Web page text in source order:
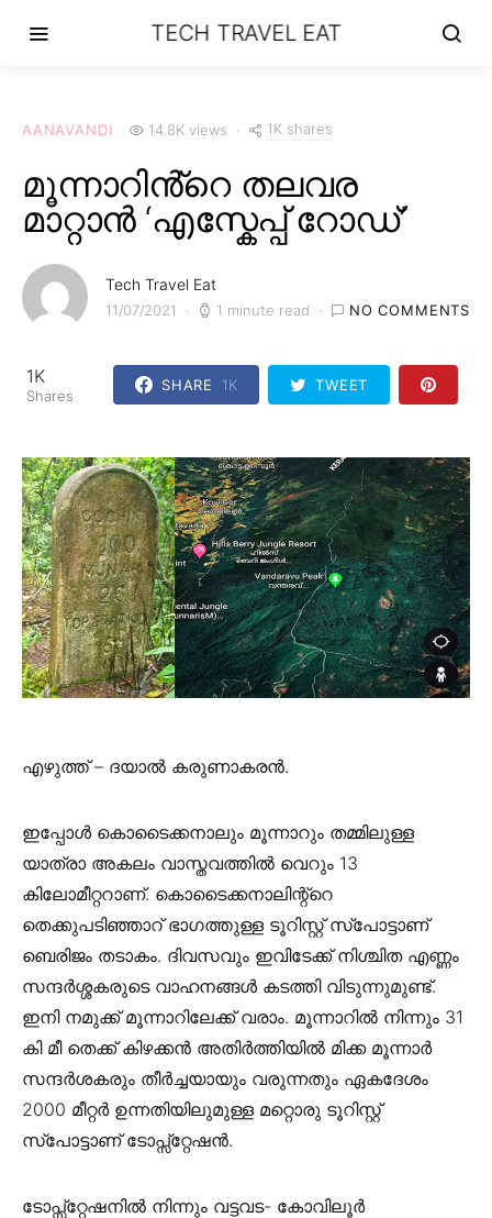
TECH TRAVEL EAT
AANAVANDI 14.8K views 1K shares
മൂന്നാറിൻ്റെ തലവര
മാറ്റാൻ ‘എസ്കേപ്പ് റോഡ്’
Tech Travel Eat
11/07/2021 1 minute read NO COMMENTS
1K
Shares
SHARE 1K TWEET
എഴുത്ത് – ദയാൽ കരുണാകരൻ.
ഇപ്പോൾ കൊടൈക്കനാലും മൂന്നാറും തമ്മിലുള്ള
യാത്രാ അകലം വാസ്തവത്തിൽ വെറും 13
കിലോമീറ്ററാണ്. കൊടൈക്കനാലിന്റ്റെ
തെക്കുപടിഞ്ഞാറ് ഭാഗത്തുള്ള ടൂറിസ്റ്റ് സ്പോട്ടാണ്
ബെരിജം തടാകം. ദിവസവും ഇവിടേക്ക് നിശ്ചിത എണ്ണം
സന്ദർശ്ശകരുടെ വാഹനങ്ങൾ കടത്തി വിടുന്നുമുണ്ട്.
ഇനി നമുക്ക് മൂന്നാറിലേക്ക് വരാം. മൂന്നാറിൽ നിന്നും 31
കി മീ തെക്ക് കിഴക്കൻ അതിർത്തിയിൽ മിക്ക മൂന്നാർ
സന്ദർശകരും തീർച്ചയായും വരുന്നതും ഏകദേശം
2000 മീറ്റർ ഉന്നതിയിലുമുള്ള മറ്റൊരു ടൂറിസ്റ്റ്
സ്പോട്ടാണ് ടോപ്സ്റ്റേഷൻ.
ടോപ്സ്റ്റേഷനിൽ നിന്നും വട്ടവട- കോവിലൂർ